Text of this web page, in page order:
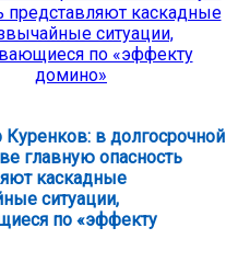
Куренков: в долгосрочной
главную опасность
каскадные
ситуации,
по «эффекту